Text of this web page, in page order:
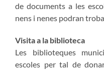
de documents a les
nens i nenes podran
Visita a la biblioteca
Les biblioteques
escoles per tal de